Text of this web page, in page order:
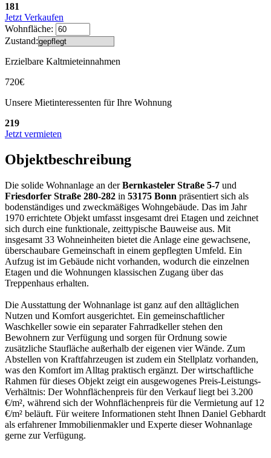
181
Jetzt Verkaufen
Wohnfläche:
Zustand:
Erzielbare Kaltmieteinnahmen
720€
Unsere Mietinteressenten für Ihre Wohnung
219
Jetzt vermieten
Objektbeschreibung
Die solide Wohnanlage an derBernkasteler Straße 5-7 und
Friesdorfer Straße 280-282 in 53175 Bonn präsentiert sich als
bodenständiges und zweckmäßiges Wohngebäude. Das im Jahr
1970 errichtete Objekt umfasst insgesamt drei Etagen und zeichnet
sich durch eine funktionale, zeittypische Bauweise aus. Mit
insgesamt 33 Wohneinheiten bietet die Anlage eine gewachsene,
überschaubare Gemeinschaft in einem gepflegten Umfeld. Ein
Aufzug ist im Gebäude nicht vorhanden, wodurch die einzelnen
Etagen und die Wohnungen klassischen Zugang über das
Treppenhaus erhalten.
Die Ausstattung der Wohnanlage ist ganz auf den alltäglichen
Nutzen und Komfort ausgerichtet. Ein gemeinschaftlicher
Waschkeller sowie ein separater Fahrradkeller stehen den
Bewohnern zur Verfügung und sorgen für Ordnung sowie
zusätzliche Staufläche außerhalb der eigenen vier Wände. Zum
Abstellen von Kraftfahrzeugen ist zudem ein Stellplatz vorhanden,
was den Komfort im Alltag praktisch ergänzt. Der wirtschaftliche
Rahmen für dieses Objekt zeigt ein ausgewogenes Preis-Leistungs-
Verhältnis: Der Wohnflächenpreis für den Verkauf liegt bei 3.200
€/m², während sich der Wohnflächenpreis für die Vermietung auf 12
€/m² beläuft. Für weitere Informationen steht Ihnen Daniel Gebhardt
als erfahrener Immobilienmakler und Experte dieser Wohnanlage
gerne zur Verfügung.